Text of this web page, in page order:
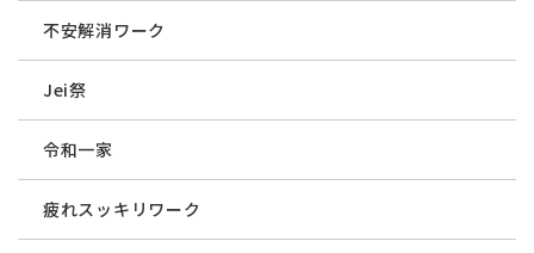
不安解消ワーク
Jei祭
令和一家
疲れスッキリワーク